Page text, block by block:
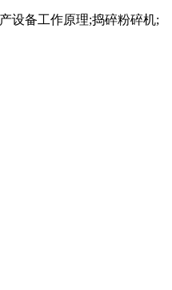
设备工作原理;捣碎粉碎机;